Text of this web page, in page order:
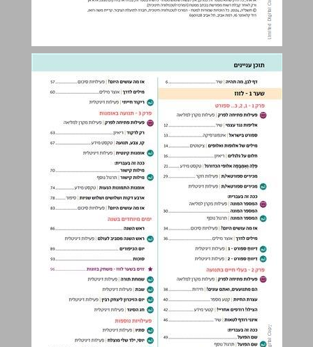
תוכן עניינים ... 3